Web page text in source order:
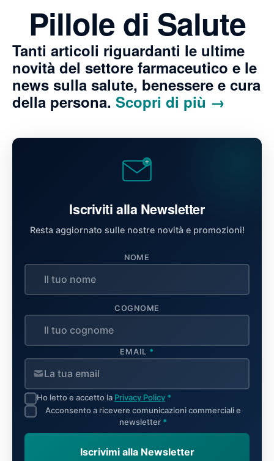
Pillole di Salute
Tanti articoli riguardanti le ultime
novità del settore farmaceutico e le
news sulla salute, benessere e cura
della persona. Scopri di più →
Iscriviti alla Newsletter
Resta aggiornato sulle nostre novità e promozioni!
NOME
COGNOME
EMAIL *
Ho letto e accetto la Privacy Policy *
Acconsento a ricevere comunicazioni commerciali e
newsletter *
Iscrivimi alla Newsletter